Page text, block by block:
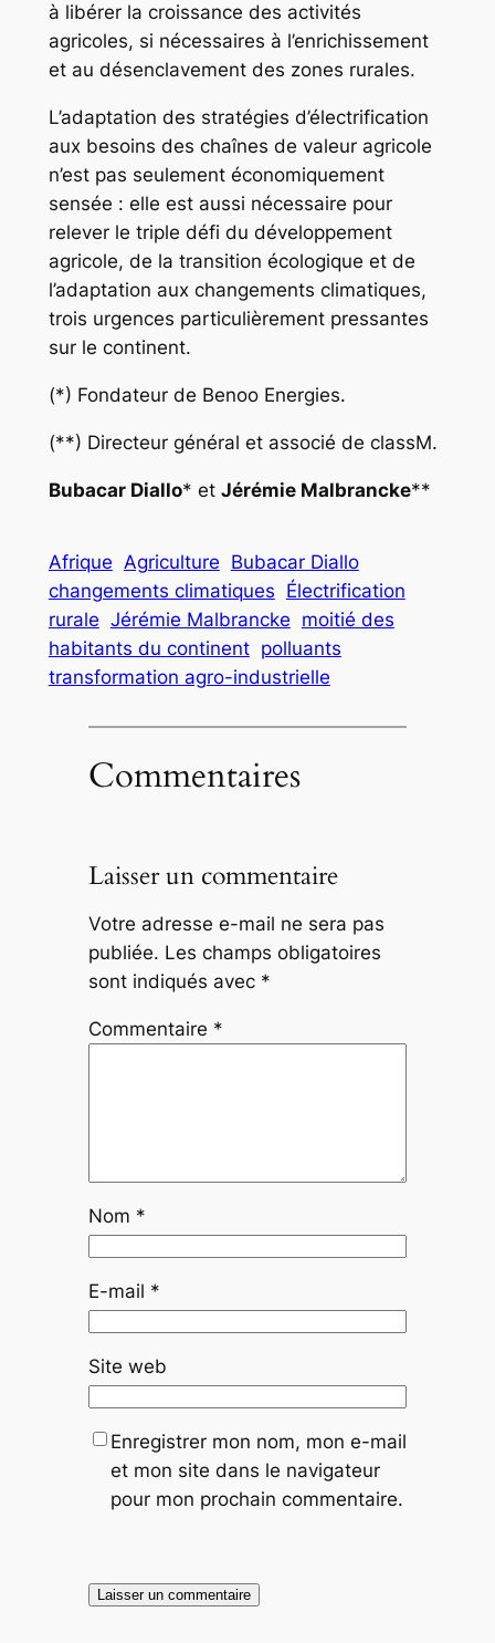
à libérer la croissance des activités
agricoles, si nécessaires à l’enrichissement
et au désenclavement des zones rurales.
L’adaptation des stratégies d’électrification
aux besoins des chaînes de valeur agricole
n’est pas seulement économiquement
sensée : elle est aussi nécessaire pour
relever le triple défi du développement
agricole, de la transition écologique et de
l’adaptation aux changements climatiques,
trois urgences particulièrement pressantes
sur le continent.
(*) Fondateur de Benoo Energies.
(**) Directeur général et associé de classM.
Bubacar Diallo* et Jérémie Malbrancke**
Afrique Agriculture Bubacar Diallo
changements climatiques Électrification
rurale Jérémie Malbrancke moitié des
habitants du continent polluants
transformation agro-industrielle
Commentaires
Laisser un commentaire
Votre adresse e-mail ne sera pas
publiée. Les champs obligatoires
sont indiqués avec *
Commentaire *
Nom *
E-mail *
Site web
Enregistrer mon nom, mon e-mail
et mon site dans le navigateur
pour mon prochain commentaire.